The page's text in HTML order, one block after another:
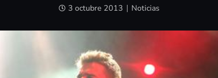
3 octubre 2013 Noticias